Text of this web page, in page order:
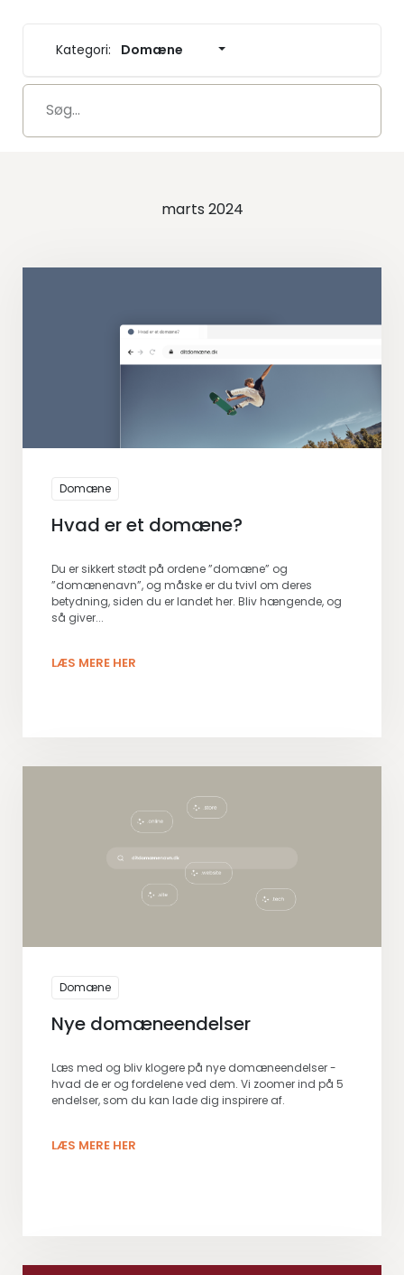
Kategori: Domæne
marts 2024
Domæne
Hvad er et domæne?
Du er sikkert stødt på ordene ”domæne” og
”domænenavn”, og måske er du tvivl om deres
betydning, siden du er landet her. Bliv hængende, og
så giver...
LÆS MERE HER
Domæne
Nye domæneendelser
Læs med og bliv klogere på nye domæneendelser -
hvad de er og fordelene ved dem. Vi zoomer ind på 5
endelser, som du kan lade dig inspirere af.
LÆS MERE HER